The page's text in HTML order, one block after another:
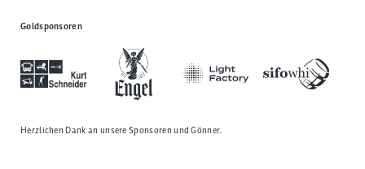
Goldsponsoren
Herzlichen Dank an unsereSponsoren und Gönner.